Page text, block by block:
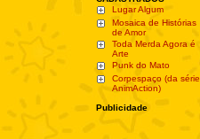
Lugar Algum
Mosaica de Histórias
de Amor
Toda Merda Agora é
Arte
Punk do Mato
Corpespaço (da série
AnimAction)
Publicidade